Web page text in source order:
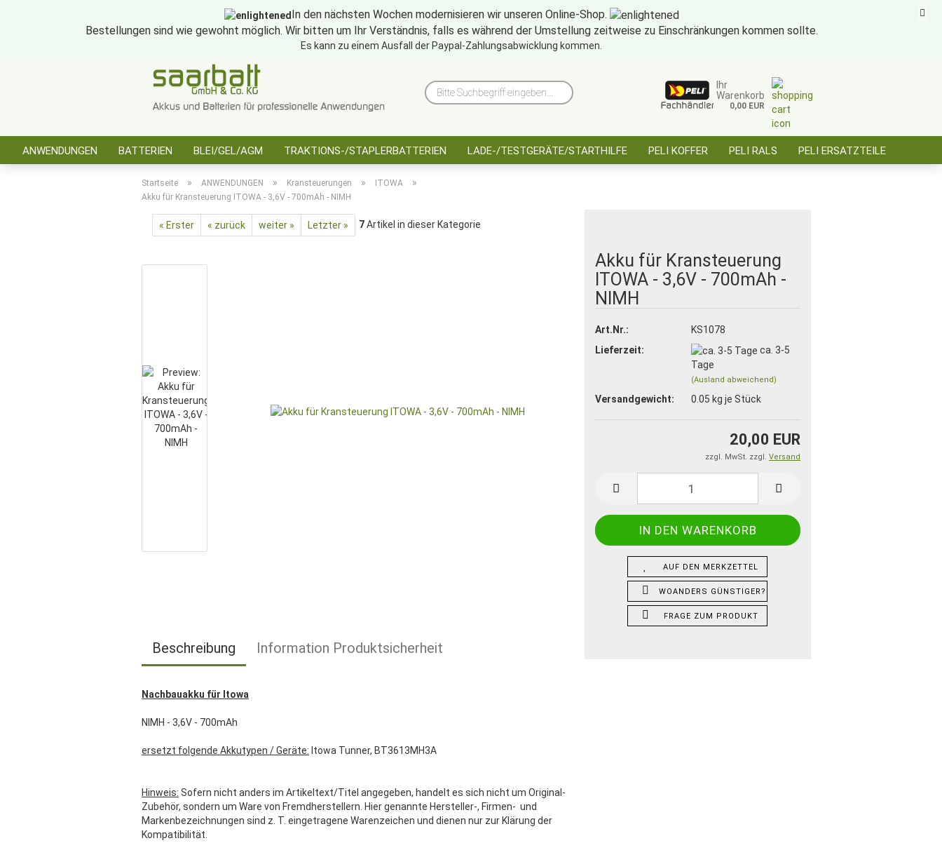
10 Jahre saarbatt Hinweise für öffentl. Auftraggeber, Behörden, BOS
Passwort
Passwort vergessen?
Bitte
Ihr
Warenkorb
0,00 EUR
In den nächsten Wochen modernisieren wir unseren Online-Shop.
Bestellungen sind wie gewohnt möglich. Wir bitten um Ihr Verständnis, falls es während der Umstellung zeitweise zu Einschränkungen kommen sollte.
Es kann zu einem Ausfall der Paypal-Zahlungsabwicklung kommen.
ANWENDUNGEN BATTERIEN BLEI/GEL/AGM TRAKTIONS-/STAPLERBATTERIEN LADE-/TESTGERÄTE/STARTHILFE PELI KOFFER PELI RALS PELI ERSATZTEILE
Startseite » ANWENDUNGEN » Kransteuerungen » ITOWA »
Akku für Kransteuerung ITOWA - 3,6V - 700mAh - NIMH
« Erster « zurück weiter » Letzter » 7Artikel in dieser Kategorie
Akku für Kransteuerung
ITOWA - 3,6V - 700mAh -
NIMH
Art.Nr.:
KS1078
Lieferzeit:
ca. 3-5
Tage
(Ausland abweichend)
Versandgewicht: 0.05 kg je Stück
20,00 EUR
zzgl. MwSt. zzgl. Versand
AUF DEN MERKZETTEL
WOANDERS GÜNSTIGER?
FRAGE ZUM PRODUKT
Beschreibung Information Produktsicherheit
Nachbauakku für Itowa
NIMH - 3,6V - 700mAh
ersetzt folgende Akkutypen / Geräte: Itowa Tunner, BT3613MH3A
Hinweis: Sofern nicht anders im Artikeltext/Titel angegeben, handelt es sich nicht um Original-
Zubehör, sondern um Ware von Fremdherstellern. Hier genannte Hersteller-, Firmen- und
Markenbezeichnungen sind z. T. eingetragene Warenzeichen und dienen nur zur Klärung der
Kompatibilität.